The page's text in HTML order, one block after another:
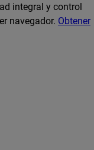
integral y control
navegador. Obtener